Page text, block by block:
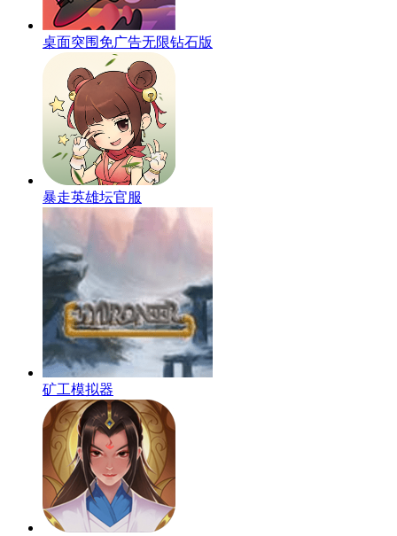
桌面突围免广告无限钻石版
暴走英雄坛官服
矿工模拟器